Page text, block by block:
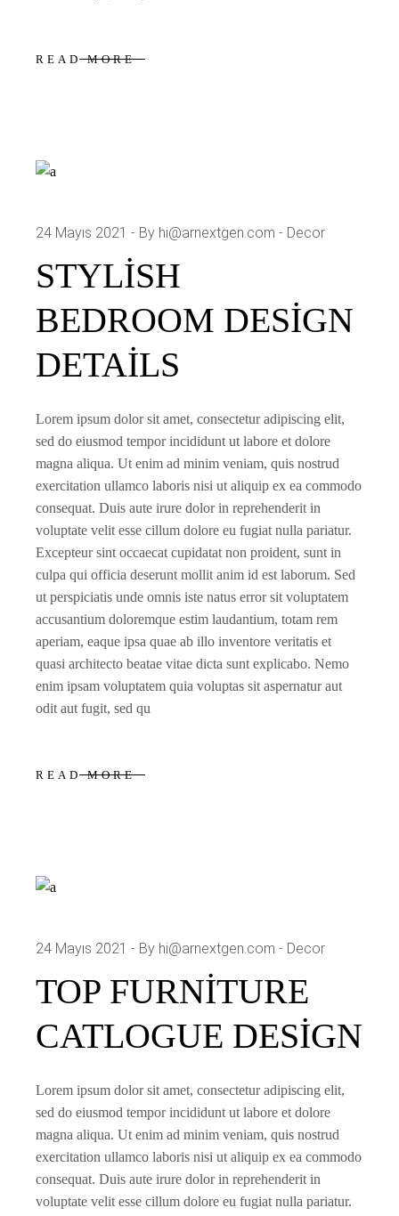
READ MORE
24 Mayıs 2021 By hi@arnextgen.com Decor
STYLISH
BEDROOM DESIGN
DETAILS
Lorem ipsum dolor sit amet, consectetur adipiscing elit,
sed do eiusmod tempor incididunt ut labore et dolore
magna aliqua. Ut enim ad minim veniam, quis nostrud
exercitation ullamco laboris nisi ut aliquip ex ea commodo
consequat. Duis aute irure dolor in reprehenderit in
voluptate velit esse cillum dolore eu fugiat nulla pariatur.
Excepteur sint occaecat cupidatat non proident, sunt in
culpa qui officia deserunt mollit anim id est laborum. Sed
ut perspiciatis unde omnis iste natus error sit voluptatem
accusantium doloremque estim laudantium, totam rem
aperiam, eaque ipsa quae ab illo inventore veritatis et
quasi architecto beatae vitae dicta sunt explicabo. Nemo
enim ipsam voluptatem quia voluptas sit aspernatur aut
odit aut fugit, sed qu
READ MORE
24 Mayıs 2021 By hi@arnextgen.com Decor
TOP FURNITURE
CATLOGUE DESIGN
Lorem ipsum dolor sit amet, consectetur adipiscing elit,
sed do eiusmod tempor incididunt ut labore et dolore
magna aliqua. Ut enim ad minim veniam, quis nostrud
exercitation ullamco laboris nisi ut aliquip ex ea commodo
consequat. Duis aute irure dolor in reprehenderit in
voluptate velit esse cillum dolore eu fugiat nulla pariatur.